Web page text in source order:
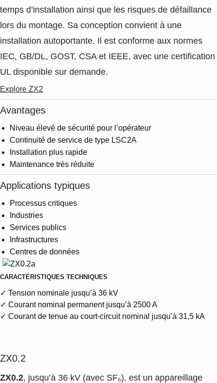
temps d’installation ainsi que les risques de défaillance
lors du montage. Sa conception convient à une
installation autoportante. Il est conforme aux normes
IEC, GB/DL, GOST, CSA et IEEE, avec une certification
UL disponible sur demande.
Explore ZX2
Avantages
Niveau élevé de sécurité pour l’opérateur
Continuité de service de type LSC2A
Installation plus rapide
Maintenance très réduite
Applications typiques
Processus critiques
Industries
Services publics
Infrastructures
Centres de données
CARACTÉRISTIQUES TECHNIQUES
✓ Tension nominale jusqu’à 36 kV
✓ Courant nominal permanent jusqu’à 2500 A
✓ Courant de tenue au court-circuit nominal jusqu’à 31,5 kA
ZX0.2
ZX0.2, jusqu’à 36 kV (avec SF₆), est un appareillage